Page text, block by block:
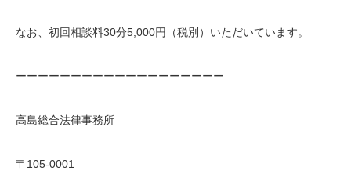
なお、初回相談料30分5,000円（税別）いただいています。
ーーーーーーーーーーーーーーーーーーー
高島総合法律事務所
〒105-0001